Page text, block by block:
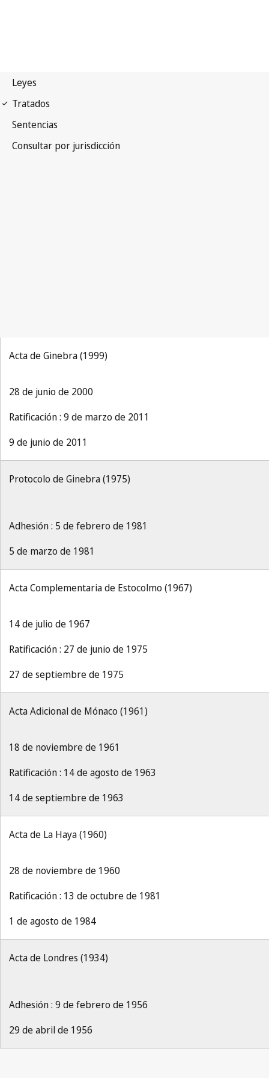
Acta de Ginebra (1999)
28 de junio de 2000
Ratificación : 9 de marzo de 2011
9 de junio de 2011
Protocolo de Ginebra (1975)
Adhesión : 5 de febrero de 1981
5 de marzo de 1981
Acta Complementaria de Estocolmo (1967)
14 de julio de 1967
Ratificación : 27 de junio de 1975
27 de septiembre de 1975
Acta Adicional de Mónaco (1961)
18 de noviembre de 1961
Ratificación : 14 de agosto de 1963
14 de septiembre de 1963
Acta de La Haya (1960)
28 de noviembre de 1960
Ratificación : 13 de octubre de 1981
1 de agosto de 1984
Acta de Londres (1934)
Adhesión : 9 de febrero de 1956
29 de abril de 1956